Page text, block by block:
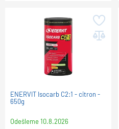
ENERVIT Isocarb C2:1 - citron -
650g
Odešleme10.8.2026